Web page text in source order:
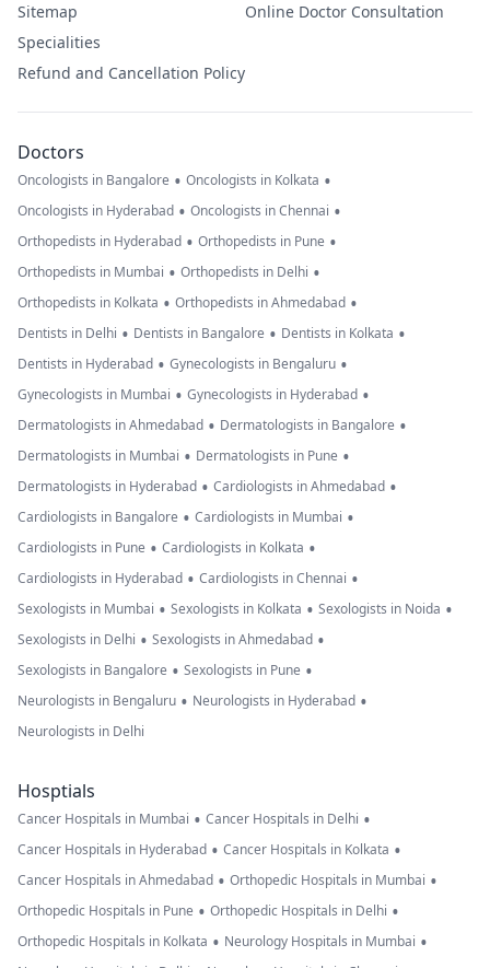
Sitemap
Specialities
Refund and Cancellation Policy
Online Doctor Consultation
Doctors
Oncologists in Bangalore • Oncologists in Kolkata •
Oncologists in Hyderabad • Oncologists in Chennai •
Orthopedists in Hyderabad • Orthopedists in Pune •
Orthopedists in Mumbai • Orthopedists in Delhi •
Orthopedists in Kolkata • Orthopedists in Ahmedabad •
Dentists in Delhi • Dentists in Bangalore • Dentists in Kolkata •
Dentists in Hyderabad • Gynecologists in Bengaluru •
Gynecologists in Mumbai • Gynecologists in Hyderabad •
Dermatologists in Ahmedabad • Dermatologists in Bangalore •
Dermatologists in Mumbai • Dermatologists in Pune •
Dermatologists in Hyderabad • Cardiologists in Ahmedabad •
Cardiologists in Bangalore • Cardiologists in Mumbai •
Cardiologists in Pune • Cardiologists in Kolkata •
Cardiologists in Hyderabad • Cardiologists in Chennai •
Sexologists in Mumbai • Sexologists in Kolkata • Sexologists in Noida •
Sexologists in Delhi • Sexologists in Ahmedabad •
Sexologists in Bangalore • Sexologists in Pune •
Neurologists in Bengaluru • Neurologists in Hyderabad •
Neurologists in Delhi
Hosptials
Cancer Hospitals in Mumbai • Cancer Hospitals in Delhi •
Cancer Hospitals in Hyderabad • Cancer Hospitals in Kolkata •
Cancer Hospitals in Ahmedabad • Orthopedic Hospitals in Mumbai •
Orthopedic Hospitals in Pune • Orthopedic Hospitals in Delhi •
Orthopedic Hospitals in Kolkata • Neurology Hospitals in Mumbai •